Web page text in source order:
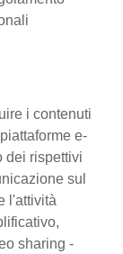
i contenuti
e-
dei rispettivi
sul
l'attività
sharing -